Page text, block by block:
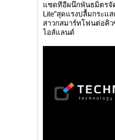
แซดทีอีผนึกพันธมิตรจัด
Lite”สุดแรงปลื้มกระแ
สาวกสมาร์ทโฟนต่อคิ
ไอส์แลนด์